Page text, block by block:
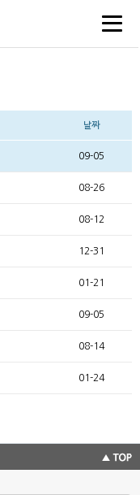
날짜
09-05
08-26
08-12
12-31
01-21
09-05
08-14
01-24